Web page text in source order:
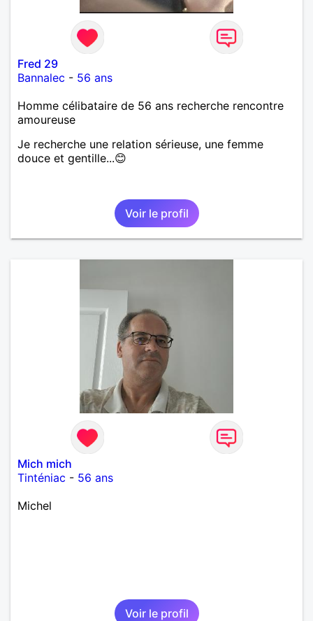
Fred 29
Bannalec - 56 ans
Homme célibataire de 56 ans recherche rencontre
amoureuse
Je recherche une relation sérieuse, une femme
douce et gentille...😊
Voir le profil
Mich mich
Tinténiac - 56 ans
Michel
Voir le profil